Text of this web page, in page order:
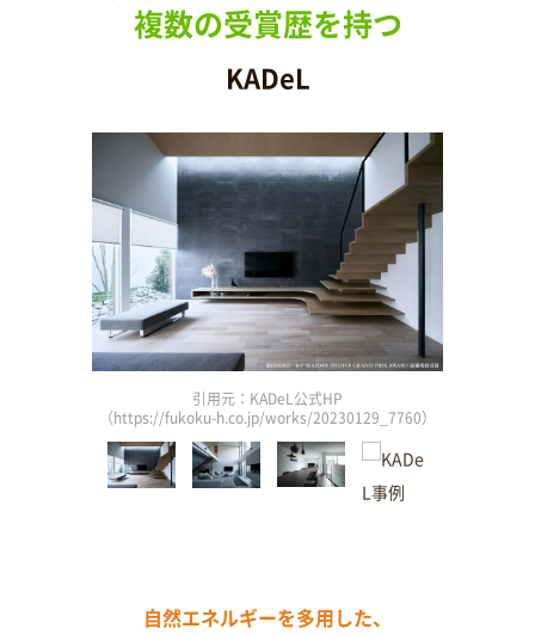
複数の受賞歴を持つ
KADeL
引用元：KADeL公式HP
（https://fukoku-h.co.jp/works/20230129_7760）
自然エネルギーを多用した、